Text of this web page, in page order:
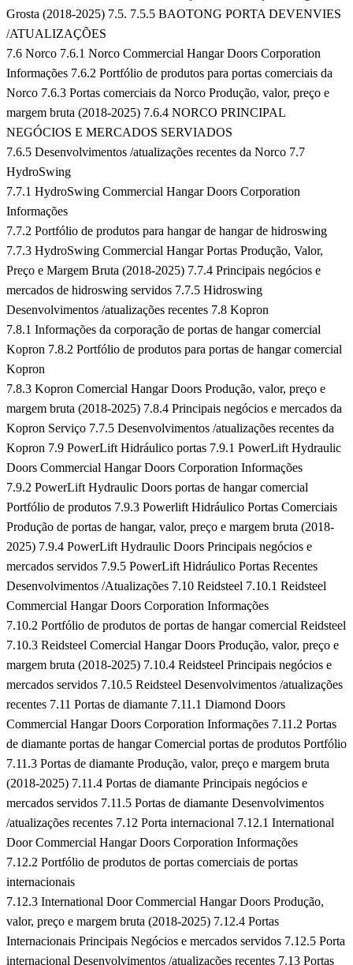
Grosta (2018-2025) 7.5. 7.5.5 BAOTONG PORTA DEVENVIES
/ATUALIZAÇÕES
7.6 Norco 7.6.1 Norco Commercial Hangar Doors Corporation
Informações 7.6.2 Portfólio de produtos para portas comerciais da
Norco 7.6.3 Portas comerciais da Norco Produção, valor, preço e
margem bruta (2018-2025) 7.6.4 NORCO PRINCIPAL
NEGÓCIOS E MERCADOS SERVIADOS
7.6.5 Desenvolvimentos /atualizações recentes da Norco 7.7
HydroSwing
7.7.1 HydroSwing Commercial Hangar Doors Corporation
Informações
7.7.2 Portfólio de produtos para hangar de hangar de hidroswing
7.7.3 HydroSwing Commercial Hangar Portas Produção, Valor,
Preço e Margem Bruta (2018-2025) 7.7.4 Principais negócios e
mercados de hidroswing servidos 7.7.5 Hidroswing
Desenvolvimentos /atualizações recentes 7.8 Kopron
7.8.1 Informações da corporação de portas de hangar comercial
Kopron 7.8.2 Portfólio de produtos para portas de hangar comercial
Kopron
7.8.3 Kopron Comercial Hangar Doors Produção, valor, preço e
margem bruta (2018-2025) 7.8.4 Principais negócios e mercados da
Kopron Serviço 7.7.5 Desenvolvimentos /atualizações recentes da
Kopron 7.9 PowerLift Hidráulico portas 7.9.1 PowerLift Hydraulic
Doors Commercial Hangar Doors Corporation Informações
7.9.2 PowerLift Hydraulic Doors portas de hangar comercial
Portfólio de produtos 7.9.3 Powerlift Hidráulico Portas Comerciais
Produção de portas de hangar, valor, preço e margem bruta (2018-
2025) 7.9.4 PowerLift Hydraulic Doors Principais negócios e
mercados servidos 7.9.5 PowerLift Hidráulico Portas Recentes
Desenvolvimentos /Atualizações 7.10 Reidsteel 7.10.1 Reidsteel
Commercial Hangar Doors Corporation Informações
7.10.2 Portfólio de produtos de portas de hangar comercial Reidsteel
7.10.3 Reidsteel Comercial Hangar Doors Produção, valor, preço e
margem bruta (2018-2025) 7.10.4 Reidsteel Principais negócios e
mercados servidos 7.10.5 Reidsteel Desenvolvimentos /atualizações
recentes 7.11 Portas de diamante 7.11.1 Diamond Doors
Commercial Hangar Doors Corporation Informações 7.11.2 Portas
de diamante portas de hangar Comercial portas de produtos Portfólio
7.11.3 Portas de diamante Produção, valor, preço e margem bruta
(2018-2025) 7.11.4 Portas de diamante Principais negócios e
mercados servidos 7.11.5 Portas de diamante Desenvolvimentos
/atualizações recentes 7.12 Porta internacional 7.12.1 International
Door Commercial Hangar Doors Corporation Informações
7.12.2 Portfólio de produtos de portas comerciais de portas
internacionais
7.12.3 International Door Commercial Hangar Doors Produção,
valor, preço e margem bruta (2018-2025) 7.12.4 Portas
Internacionais Principais Negócios e mercados servidos 7.12.5 Porta
internacional Desenvolvimentos /atualizações recentes 7.13 Portas